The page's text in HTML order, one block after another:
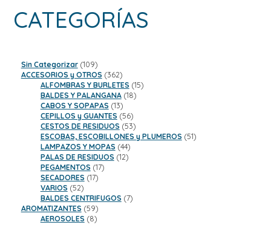
CATEGORÍAS
Sin Categorizar 109109
productos
ACCESORIOS y OTROS 362362
productos
ALFOMBRAS Y BURLETES 1515
BALDES Y PALANGANA 1818
CABOS Y SOPAPAS 1313
productos
CEPILLOS y GUANTES 5656
productos
CESTOS DE RESIDUOS 5353
productos
ESCOBAS, ESCOBILLONES y PLUMEROS 5151
LAMPAZOS Y MOPAS 4444
productos
PALAS DE RESIDUOS 1212
PEGAMENTOS 1717
SECADORES 1717
VARIOS 5252
productos
BALDES CENTRIFUGOS 77
AROMATIZANTES 5959
productos
AEROSOLES 88